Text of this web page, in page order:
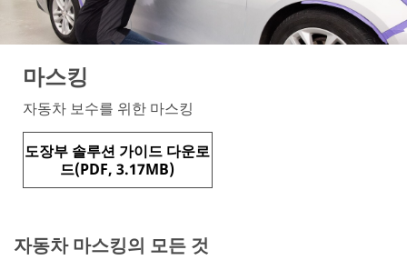
마스킹
자동차 보수를 위한 마스킹
도장부 솔루션 가이드 다운로
드(PDF, 3.17MB)
자동차 마스킹의 모든 것